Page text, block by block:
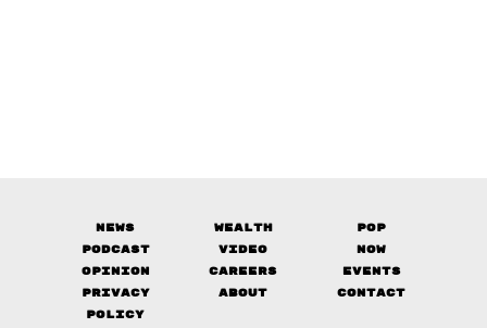
News Wealth
Pop
Podcast
Video
Now
Opinion
Careers
Events
Privacy
Policy
About Contact